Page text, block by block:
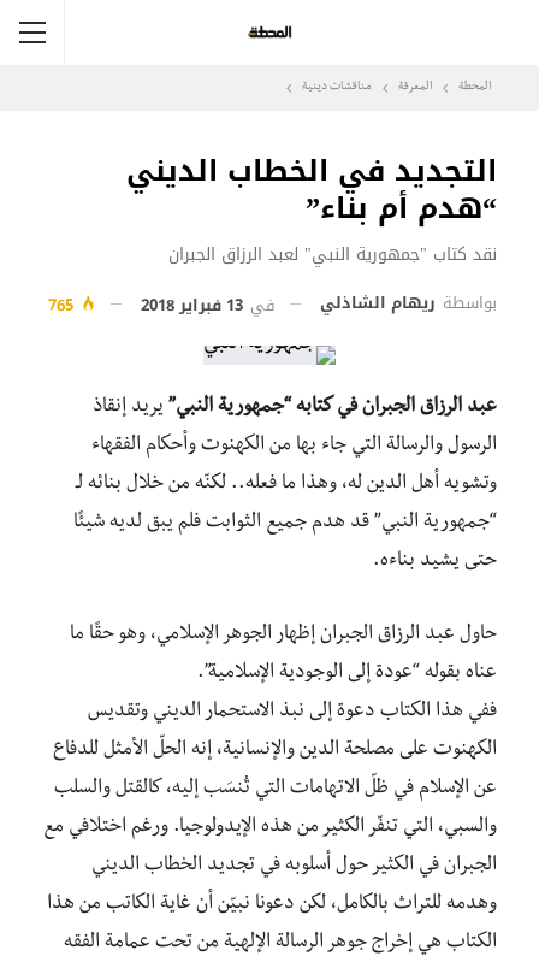
المحطة المعرفة مناقشات دينية
التجديد في الخطاب الديني
“هدم أم بناء”
نقد كتاب "جمهورية النبي" لعبد الرزاق الجبران
بواسطة ريهام الشاذلي في 13 فبراير 2018
عبد الرزاق الجبران في كتابه “جمهورية النبي” يريد إنقاذ
الرسول والرسالة التي جاء بها من الكهنوت وأحكام الفقهاء
وتشويه أهل الدين له، وهذا ما فعله.. لكنّه من خلال بنائه لـ
“جمهورية النبي” قد هدم جميع الثوابت فلم يبق لديه شيئًا
حتى يشيد بناءه.
حاول عبد الرزاق الجبران إظهار الجوهر الإسلامي، وهو حقًا ما
عناه بقوله “عودة إلى الوجودية الإسلامية”.
ففي هذا الكتاب دعوة إلى نبذ الاستحمار الديني وتقديس
الكهنوت على مصلحة الدين والإنسانية، إنه الحلّ الأمثل للدفاع
عن الإسلام في ظلّ الاتهامات التي تُنسَب إليه، كالقتل والسلب
والسبي، التي تنفّر الكثير من هذه الإيدولوجيا. ورغم اختلافي مع
الجبران في الكثير حول أسلوبه في تجديد الخطاب الديني
وهدمه للتراث بالكامل، لكن دعونا نبيّن أن غاية الكاتب من هذا
الكتاب هي إخراج جوهر الرسالة الإلهية من تحت عمامة الفقه